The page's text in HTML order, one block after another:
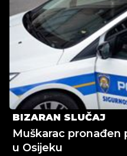
BIZARAN SLUČAJ
Muškarac
u Osijeku